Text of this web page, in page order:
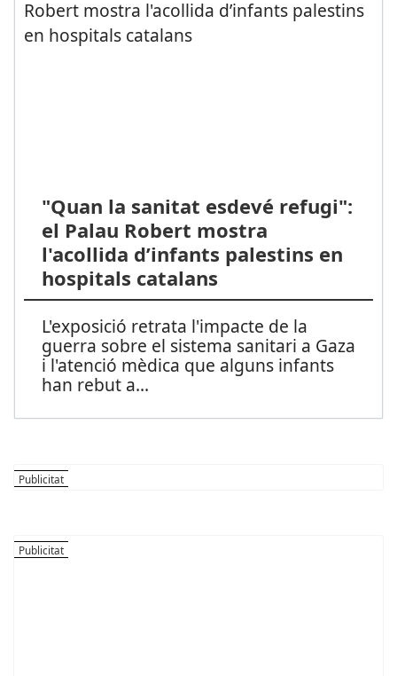
"Quan la sanitat esdevé refugi":
el Palau Robert mostra
l'acollida d’infants palestins en
hospitals catalans
L'exposició retrata l'impacte de la
guerra sobre el sistema sanitari a Gaza
i l'atenció mèdica que alguns infants
han rebut a...